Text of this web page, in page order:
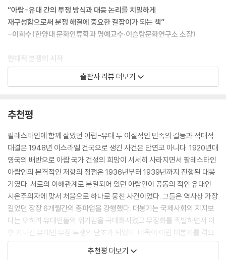
려준 대로 “여기는 유대인이 없어요. 다들 도망쳤어요!”라고 외쳤다. 아랍
인 가정 수십 곳이 문을 열어 최소 250명의 유대인을 구했다. 카페라타는
이러한 아랍인이 없었다면 헤브론에는 유대인이 한 명도 남지 않았을 것이
--- p.58, 「1장 평온한 사막의 지배자들」중에서
6월에는 유대인 아홉 명이 아랍인에게 살해됐고, 영국군이 아랍인 22명을
죽였다. 공격이 계속되자 정부는 비상조치를 더욱 강화했다. 정부는 공격
닫은 상점을 강제로 다시 열게 하는가 하면 반군 용의자의 집을 철거했다.
로 늘었고, 무허가로 무기를 소지한 사람은 최대 5년의 징역형에 처할 수
있게 됐다. 군대나 경찰을 대상으로 한 시설 파괴 행위나 발포 행위는 종신
형이나 교수형 대상이 됐다..
--- p.119, 「2장 피로 물든 야파」중에서
청문회는 긴 시간 이어졌다. 영국에서 30여 년을 지내며 의연한 태도를 연
마한 바이츠만이었지만 슬슬 조바심이 나기 시작했다. 그는 유럽의 유대인
에게는 탈출구가 필요하다고 호소했다. 600만 명의 유대인에게는 집이 필
요했다. 아랍 봉기는 영제국을 조롱하고 있었다. 그해 여름 아랍인들 사이
에서는 반군 한 명이 총에 맞아 죽는 사이에 두 명이 영국의 무능함을 비웃
“아랍-유대 간의 투쟁 방식과 대응 논리를 치밀하게
재구성함으로써 분쟁 해결에 중요한 길잡이가 되는 책”
-이희수(한양대 문화인류학과 명예교수·이슬람문화연구소 소장)
현대적 분쟁의 시작
아랍 대봉기는 어떻게 일어났나
이민을 허가한 영국과 무장을 시작한 시온주의자들에 맞서 투쟁했던 알 카
삼의 죽음은 팔레스타인 내 아랍과 유대 양측에 뚜렷한 족적을 남겼다. 이
스라엘 초대 총리 다비드 벤구리온의 말처럼, 아랍인은 그 사건을 통해 “한
인간이 신념을 위해 목숨을 바치는 모습을 처음으로 목격했다”. 그의 죽음
은 팔레스타인인에게 ‘도덕적 동력’을 부여한 최초의 사건이었다. 그로부
터 2년 뒤인, 1936년 4월 15일 텔아비브 야파에서 유대인 가금류 업자 하
잔(Israel Hazan)이 아랍인들의 총격에 목숨을 잃는다. 총격을 가한 이들
은 ‘알 카삼’의 원수를 갚기 위해 무기를 사야 한다며 기부금을 요구했고,
그에 응하지 않는 유대인들에게 총을 쐈다. 하잔은 1936년에 시작된 아랍
대봉기의 첫 번째 희생자가 되었다.
제1차 세계대전 후 영국의 위임통치를 받고 있던 1930년대 팔레스타인은
출판사 리뷰 더보기
추천평
팔레스타인에 함께 살았던 아랍-유대 두 이질적인 민족의 갈등과 적대적
대결은 1948년 이스라엘 건국으로 생긴 사건은 단연코 아니다. 1920년대
영국의 배반으로 아랍 국가 건설의 희망이 서서히 사라지면서 팔레스타인
아랍인의 본격적인 저항의 정점은 1936년부터 1939년까지 진행된 대봉
기였다. 서로의 이해관계로 분열되어 있던 아랍인이 공동의 적인 유대인
시온주의자에 맞서 처음으로 하나로 뭉친 사건이었다. 그들은 역사상 가장
길었던 장장 6개월간의 총파업을 강행했다. 대봉기는 국제사회의 지지보
다는 오히려 유대인들의 위기감을 극대화시켰고 무장화를 촉발하면서 이
후 기나긴 유대인 무장 투쟁의 단초가 되었다. 더욱이 아랍 대봉기를 겪으
면서 ‘소극적 대응은 민족적 자살이나 다름없다’는 강경 주장이 힘을 얻으
며 유대인에 의한 테러공격이 확산되었다. 오늘날 이스라엘-팔레스타인
추천평 더보기